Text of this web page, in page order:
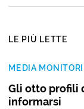
LE PIÙ LETTE
MEDIA
Gli otto profili
informarsi